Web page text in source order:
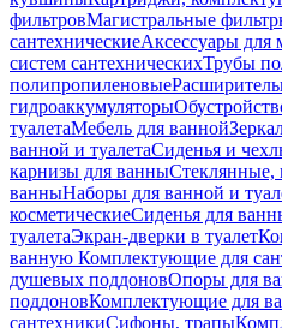
фильтровМагистральные
сантехническиеАксессуары для
систем сантехническихТрубы
полипропиленовые
гидроаккумуляторы
туалетаМебель для ванной
ванной и туалетаСиденья и
карнизы для ванныСтеклянные,
ванныНаборы для ванной и
косметическиеСиденья для
туалетаЭкран-дверки в туалет
ванную Комплектующие для
душевых поддоновОпоры для
поддоновКомплектующие для
сантехникиСифоны, трапы